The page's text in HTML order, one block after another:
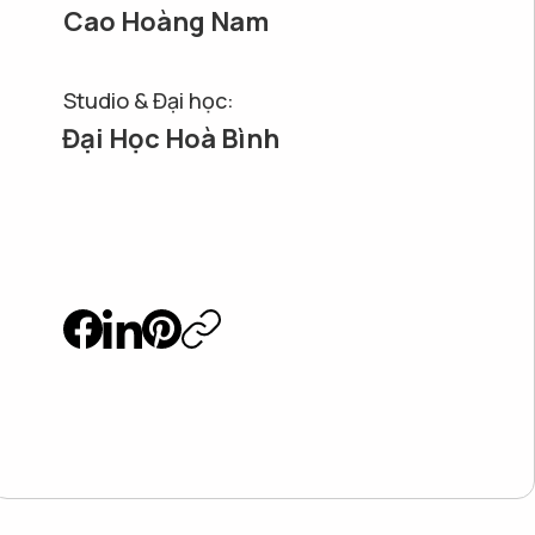
Cao Hoàng Nam
Studio & Đại học:
Đại Học Hoà Bình